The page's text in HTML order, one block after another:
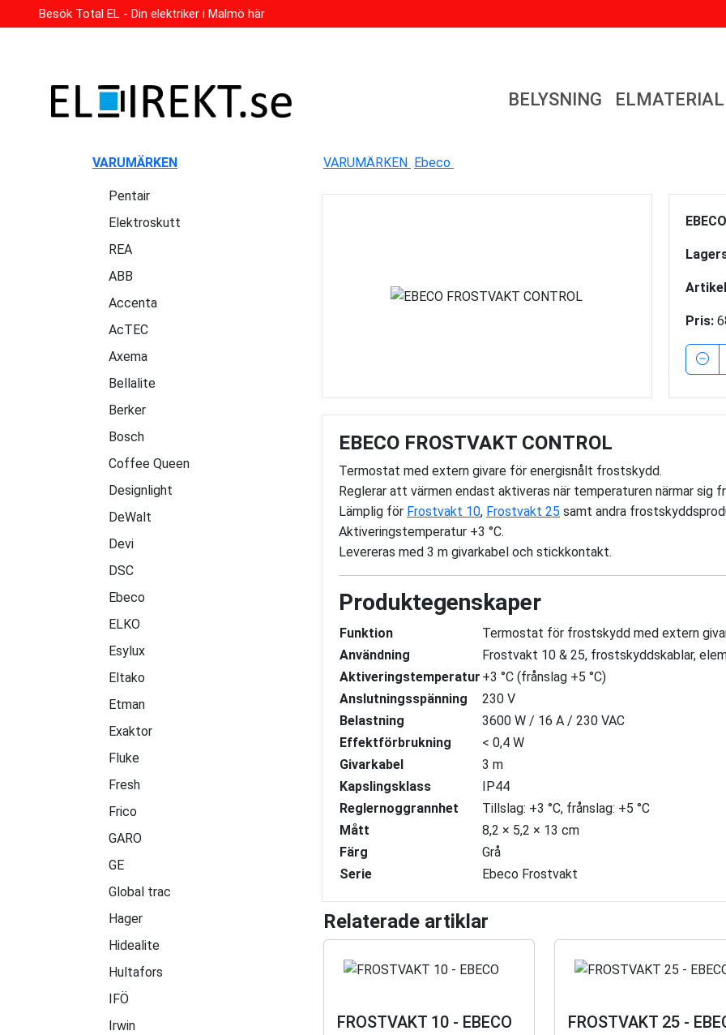
Besök Total EL - Din elektriker i Malmö här
BELYSNING ELMATERIAL
VARUMÄRKEN
Pentair
Elektroskutt
REA
ABB
Accenta
AcTEC
Axema
Bellalite
Berker
Bosch
Coffee Queen
Designlight
DeWalt
Devi
DSC
Ebeco
ELKO
Esylux
Eltako
Etman
Exaktor
Fluke
Fresh
Frico
GARO
GE
Global trac
Hager
Hidealite
Hultafors
IFÖ
Irwin
VARUMÄRKEN Ebeco
Pris:
EBECO FROSTVAKT CONTROL
Termostat med extern givare för energisnålt frostskydd.
Reglerar att värmen endast aktiveras när temperaturen närmar sig
Lämplig för Frostvakt 10, Frostvakt 25 samt andra
Aktiveringstemperatur +3 °C.
Levereras med 3 m givarkabel och stickkontakt.
Produktegenskaper
Funktion
Termostat för frostskydd med extern
Användning
Frostvakt 10 & 25, frostskyddskablar,
Aktiveringstemperatur +3 °C (frånslag +5 °C)
Anslutningsspänning
230 V
Belastning
3600 W / 16 A / 230 VAC
Effektförbrukning
< 0,4 W
Givarkabel
3 m
Kapslingsklass
IP44
Reglernoggrannhet
Tillslag: +3 °C, frånslag: +5 °C
Mått
8,2 × 5,2 × 13 cm
Färg
Grå
Serie
Ebeco Frostvakt
Relaterade artiklar
FROSTVAKT 10 - EBECO FROSTVAKT 25 -